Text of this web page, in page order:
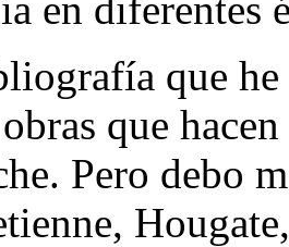
que
que
Pero debo